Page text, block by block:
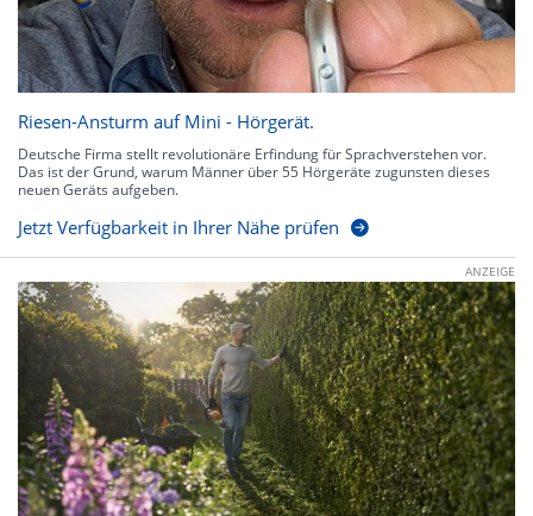
Riesen-Ansturm auf Mini - Hörgerät.
Deutsche Firma stellt revolutionäre Erfindung für Sprachverstehen vor.
Das ist der Grund, warum Männer über 55 Hörgeräte zugunsten dieses
neuen Geräts aufgeben.
Jetzt Verfügbarkeit in Ihrer Nähe prüfen
ANZEIGE